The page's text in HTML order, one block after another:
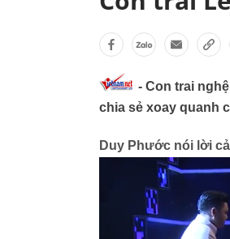
- Con trai
chia sẻ xoay quanh
Duy Phước nói lời